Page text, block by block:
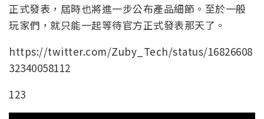
正式發表，屆時也將進一步公布產品細節。至於一般
玩家們，就只能一起等待官方正式發表那天了。
https://twitter.com/Zuby_Tech/status/16826608
32340058112
123